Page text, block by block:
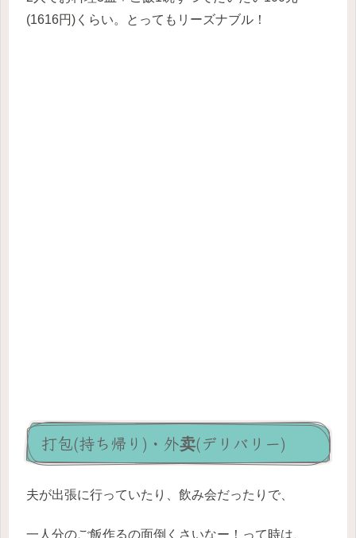
(1616円)くらい。とってもリーズナブル！
打包(持ち帰り)・外卖(デリバリー)
夫が出張に行っていたり、飲み会だったりで、
一人分のご飯作るの面倒くさいなー！って時は、